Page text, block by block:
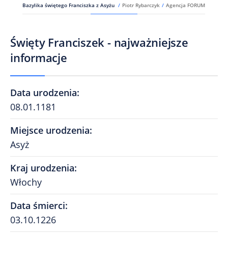
Bazylika świętego Franciszka z Asyżu / Piotr Rybarczyk / Agencja FORUM
Święty Franciszek - najważniejsze
informacje
Data urodzenia:
08.01.1181
Miejsce urodzenia:
Asyż
Kraj urodzenia:
Włochy
Data śmierci:
03.10.1226